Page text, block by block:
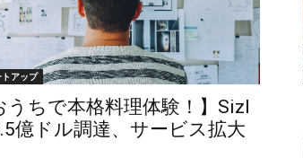
アップ
うちで本格料理体験！】Sizl
億ドル調達、サービス拡大